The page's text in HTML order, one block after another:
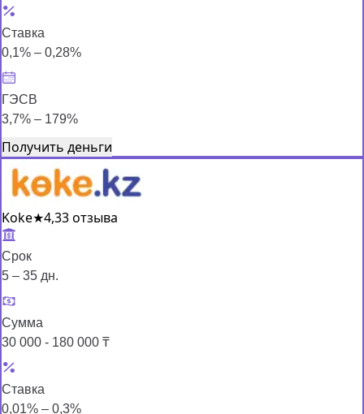
Ставка
0,1% – 0,28%
ГЭСВ
3,7% – 179%
Получить деньги
Koke★4,33 отзыва
Срок
5 – 35 дн.
Сумма
30 000 - 180 000 ₸
Ставка
0,01% – 0,3%